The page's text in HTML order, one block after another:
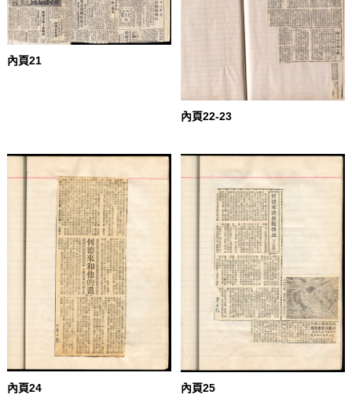
內頁21
內頁22-23
內頁24 內頁25